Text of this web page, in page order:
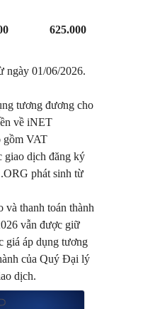
625.000
ngày 01/06/2026.
tương đương cho
về iNET
gồm VAT
giao dịch đăng ký
phát sinh từ
và thanh toán thành
vẫn được giữ
giá áp dụng tương
của Quý Đại lý
dịch.